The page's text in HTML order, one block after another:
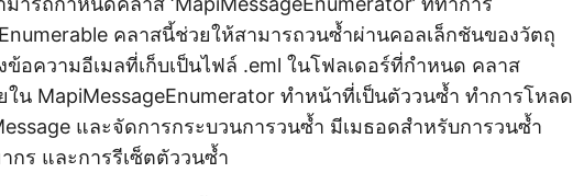
คลาสนี้ช่วยให้สามารถวนซ้ำผ่านคอลเล็กชันของวัตถุ
ข้อความอีเมลที่เก็บเป็นไฟล์ .eml ในโฟลเดอร์ที่กำหนด คลาส
น MapiMessageEnumerator ทำหน้าที่เป็นตัววนซ้ำ ทำการโหลด
และจัดการกระบวนการวนซ้ำ มีเมธอดสำหรับการวนซ้ำ
กร และการรีเซ็ตตัววนซ้ำ